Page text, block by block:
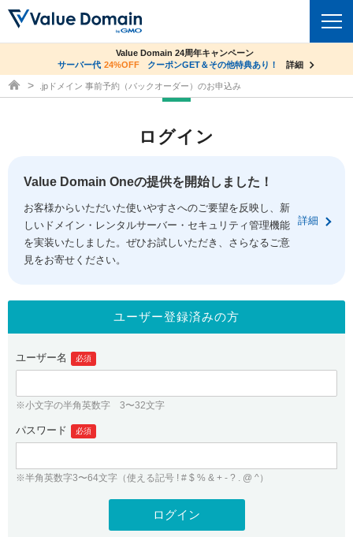
ドメイントップ
ドメイン移管
ドメイン価格一覧
ドメイン一括検索
.jpドメインオークション
gTLDオークション NEW!
.jpドメインバックオーダー
プレミアムドメイン
人気ドメインの種類
WHOIS検索
コアサーバー
バリューサーバー
XREA
セキュリティトップ
Value Domain ネットde診断
SSL証明書
サービストップ
お得意様割引
紹介制度
バリュードメインAPI
ドメイン・ホスティングOEM
facebook
ログイン
従来のバリュードメインをご利用希望の方
Value Domainにログイン
ユーザー登録
co.jpドメイン✕コアサーバーV2ビジネス応援キャンペーン
サーバー料金1年間無料
詳細
Value Domain 24周年キャンペーン
サーバー代 24%OFF クーポンGET＆その他特典あり！ 詳細
ドメイン取得ならバリュードメイン
.jpドメイン 事前予約（バックオーダー）のお申込み
ログイン
Value Domain Oneの提供を開始しました！
お客様からいただいた使いやすさへのご要望を反映し、新
しいドメイン・レンタルサーバー・セキュリティ管理機能
を実装いたしました。ぜひお試しいただき、さらなるご意
見をお寄せください。
詳細
ユーザー登録済みの方
ユーザー名 必須
※小文字の半角英数字 3〜32文字
パスワード 必須
※半角英数字3〜64文字（使える記号 ! # $ % & + - ? . @ ^）